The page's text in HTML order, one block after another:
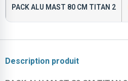
PACK ALU MAST 80 CM TITAN 2
Description produit